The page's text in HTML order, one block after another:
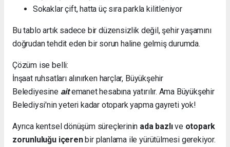
Sokaklar çift, hatta üç sıra parkla kilitleniyor
Bu tablo artık sadece bir düzensizlik değil, şehir yaşamını
doğrudan tehdit eden bir sorun haline gelmiş durumda.
Çözüm ise belli:
İnşaat ruhsatları alınırken harçlar, Büyükşehir
Belediyesine aitemanet hesabına yatırılır. Ama Büyükşehir
Belediysi'nin yeteri kadar otopark yapma gayreti yok!
Ayrıca kentsel dönüşüm süreçlerinin ada bazlıve otopark
zorunluluğu içerenbir planlama ile yürütülmesi gerekiyor.